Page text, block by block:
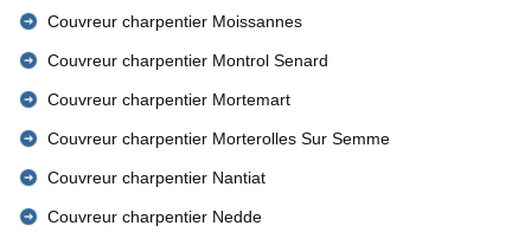
Couvreur charpentier Moissannes
Couvreur charpentier Montrol Senard
Couvreur charpentier Mortemart
Couvreur charpentier Morterolles Sur Semme
Couvreur charpentier Nantiat
Couvreur charpentier Nedde